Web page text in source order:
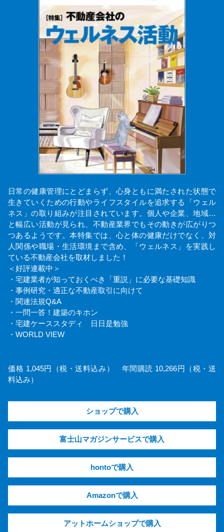
日常の健康管理にとどまらず、心身ともに満たされた状態で
生きていくための行動やライフスタイルを追求する「ウェル
ネス」の取り組みが注目されています。個人や企業、地域…
と幅広い活動が見られ、不動産業界でもその動きが広がりつ
つあるようです。本特集では、心と体の健康だけでなく、対
人関係や職場・生活環境まで含め、「ウェルネス」を実践し
ている不動産会社を取材しました！
＜好評連載中＞
・宅建業者が知っておくべき「重説」に必要な基礎知識
・事例研究・適正な不動産取引に向けて
・関連法規Q&A
・一問一答！建築のキホン
・宅建ケーススタディ 日日是勉強
・WORLD VIEW
価格 1,045円（税・送料込み） 年間購読 10,266円（税・送
料込み）
ショップで購入
富士山マガジンサービスで購入
hontoで購入
Amazonで購入
アットホームショップで購入